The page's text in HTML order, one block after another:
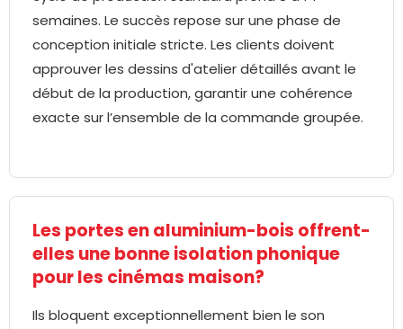
semaines. Le succès repose sur une phase de
conception initiale stricte. Les clients doivent
approuver les dessins d'atelier détaillés avant le
début de la production, garantir une cohérence
exacte sur l’ensemble de la commande groupée.
Les portes en aluminium-bois offrent-
elles une bonne isolation phonique
pour les cinémas maison?
Ils bloquent exceptionnellement bien le son